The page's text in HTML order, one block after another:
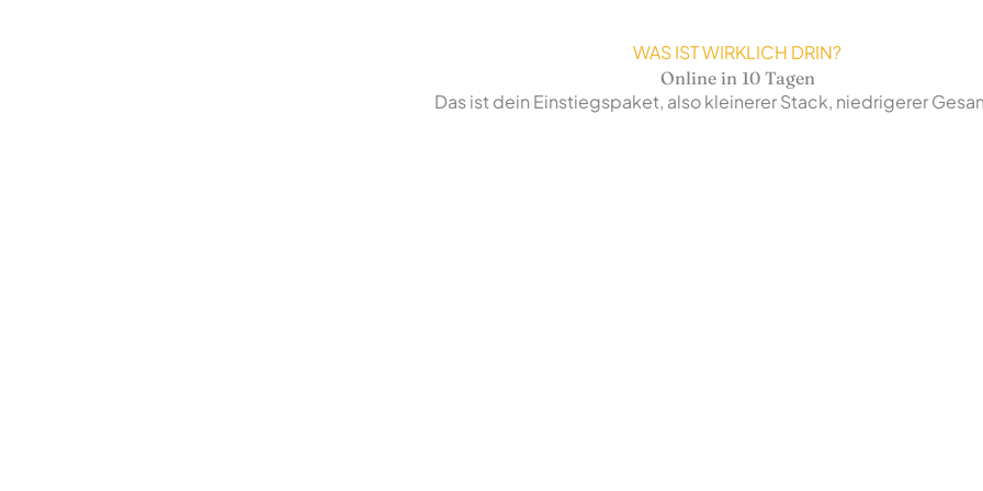
WAS IST WIRKLICH DRIN?
Online in 10 Tagen
Das ist dein Einstiegspaket, also kleinerer Stack, niedrigerer